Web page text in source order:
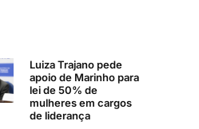
Luiza Trajano pede
apoio de Marinho para
lei de 50% de
mulheres em cargos
de liderança